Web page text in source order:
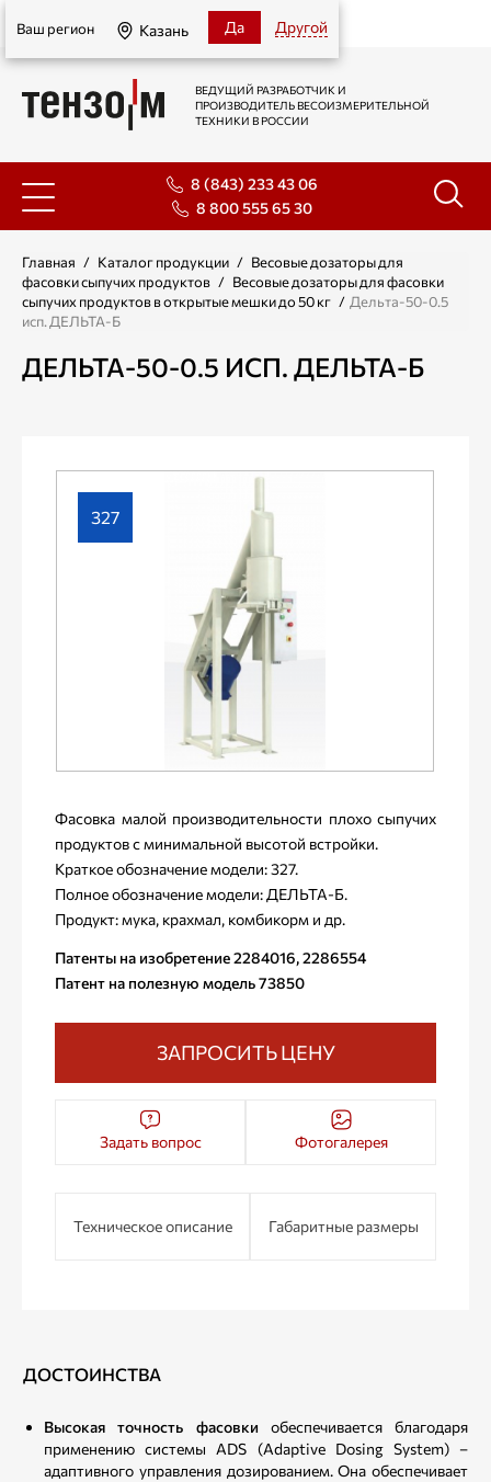
Казань
Ваш регион Казань Да Другой
ВЕДУЩИЙ РАЗРАБОТЧИК И
ПРОИЗВОДИТЕЛЬ ВЕСОИЗМЕРИТЕЛЬНОЙ
ТЕХНИКИ В РОССИИ
8 (843) 233 43 06
8 800 555 65 30
Главная / Каталог продукции / Весовые дозаторы для
фасовки сыпучих продуктов / Весовые дозаторы для фасовки
сыпучих продуктов в открытые мешки до 50 кг / Дельта-50-0.5
исп. ДЕЛЬТА-Б
ДЕЛЬТА-50-0.5 ИСП. ДЕЛЬТА-Б
327
Фасовка малой производительности плохо сыпучих
продуктов с минимальной высотой встройки.
Краткое обозначение модели: 327.
Полное обозначение модели: ДЕЛЬТА-Б.
Продукт: мука, крахмал, комбикорм и др.
Патенты на изобретение 2284016, 2286554
Патент на полезную модель 73850
Задать вопрос Фотогалерея
ЗАПРОСИТЬ ЦЕНУ
Техническое описание Габаритные размеры
ДОСТОИНСТВА
Высокая точность фасовки обеспечивается благодаря
применению системы ADS (Adaptive Dosing System) –
адаптивного управления дозированием. Она обеспечивает